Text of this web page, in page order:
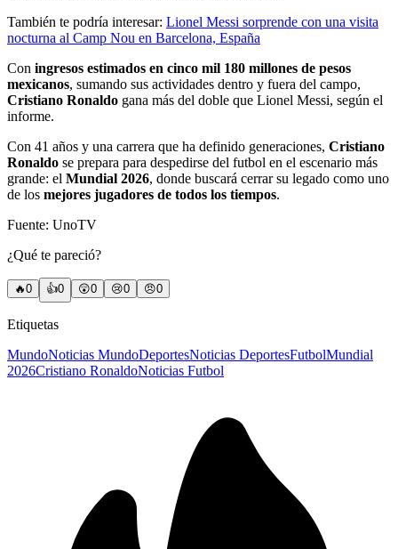
También te podría interesar: Lionel Messi sorprende con una visita
nocturna al Camp Nou en Barcelona, España
Con ingresos estimados en cinco mil 180 millones de pesos
mexicanos, sumando sus actividades dentro y fuera del campo,
Cristiano Ronaldo gana más del doble que Lionel Messi, según el
informe.
Con 41 años y una carrera que ha definido generaciones, Cristiano
Ronaldo se prepara para despedirse del futbol en el escenario más
grande: el Mundial 2026, donde buscará cerrar su legado como uno
de los mejores jugadores de todos los tiempos.
Fuente: UnoTV
¿Qué te pareció?
🔥0 👍0 😲0 😢0 😠0
Etiquetas
MundoNoticias MundoDeportesNoticias DeportesFutbolMundial
2026Cristiano RonaldoNoticias Futbol